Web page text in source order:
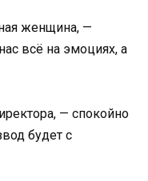
женщина, —
всё на эмоциях, а
— спокойно
будет с